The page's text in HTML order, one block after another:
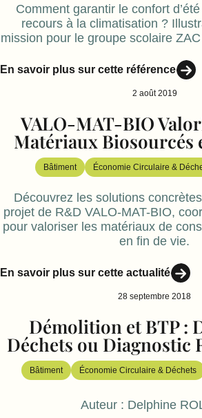
Comment garantir le confort
recours à la climatisation ?
mission pour le groupe scolaire
En savoir plus sur cette référence
2 août 2019
VALO-MAT-BIO
Matériaux Biosourcés
Bâtiment Économie Circulaire &
Découvrez les solutions
projet de R&D VALO-MAT-BIO,
pour valoriser les matériaux de
en fin de vie.
En savoir plus sur cette actualité
28 septembre 2018
Démolition et BTP :
Déchets ou Diagnostic
Bâtiment Économie Circulaire & Déchets
Auteur : Delphine